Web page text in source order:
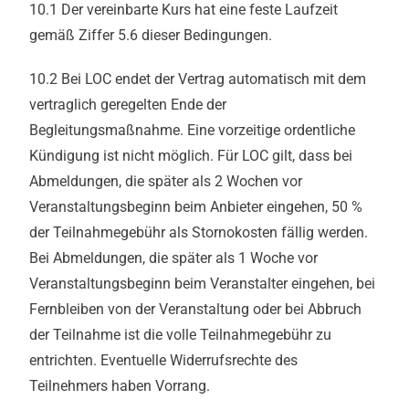
10.1 Der vereinbarte Kurs hat eine feste Laufzeit
gemäß Ziffer 5.6 dieser Bedingungen.
10.2 Bei LOC endet der Vertrag automatisch mit dem
vertraglich geregelten Ende der
Begleitungsmaßnahme. Eine vorzeitige ordentliche
Kündigung ist nicht möglich. Für LOC gilt, dass bei
Abmeldungen, die später als 2 Wochen vor
Veranstaltungsbeginn beim Anbieter eingehen, 50 %
der Teilnahmegebühr als Stornokosten fällig werden.
Bei Abmeldungen, die später als 1 Woche vor
Veranstaltungsbeginn beim Veranstalter eingehen, bei
Fernbleiben von der Veranstaltung oder bei Abbruch
der Teilnahme ist die volle Teilnahmegebühr zu
entrichten. Eventuelle Widerrufsrechte des
Teilnehmers haben Vorrang.